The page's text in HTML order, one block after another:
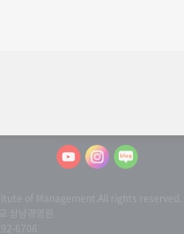
of Management.All rights reserved.
남경영원
6706